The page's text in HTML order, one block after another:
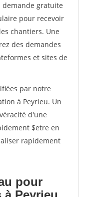
demande gratuite
pour recevoir
chantiers. Une
des demandes
et sites de
par notre
à Peyrieu. Un
d'une
$etre en
rapidement
pour